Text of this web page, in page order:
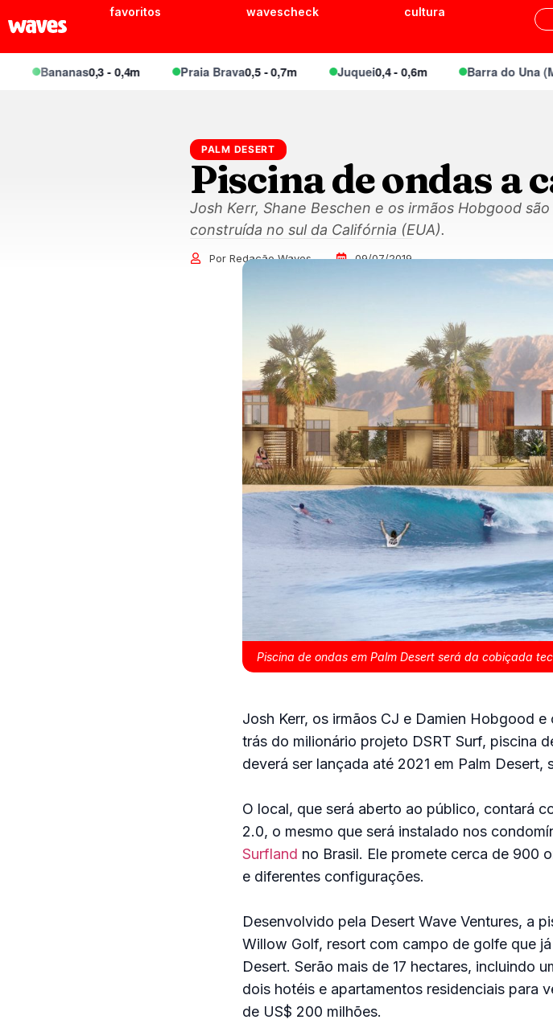
favoritos wavescheck cultura
Bananas0,3 - 0,4m Praia Brava 0,5 - 0,7m Juquei0,4 - 0,6m Barra do Una (Meio)
PALM DESERT
Piscina de ondas a
Josh Kerr, Shane Beschen e os irmãos Hobgood
construída no sul da Califórnia (EUA).
Por Redação Waves 09/07/2019
Piscina de ondas em Palm Desert será da cobiçada
Josh Kerr, os irmãos CJ e Damien Hobgood
trás do milionário projeto DSRT Surf, piscina
deverá ser lançada até 2021 em Palm Desert,
O local, que será aberto ao público, contará
2.0, o mesmo que será instalado nos
Surfland no Brasil. Ele promete cerca de 900
e diferentes configurações.
Desenvolvido pela Desert Wave Ventures, a
Willow Golf, resort com campo de golfe que
Desert. Serão mais de 17 hectares, incluindo
dois hotéis e apartamentos residenciais para
de US$ 200 milhões.